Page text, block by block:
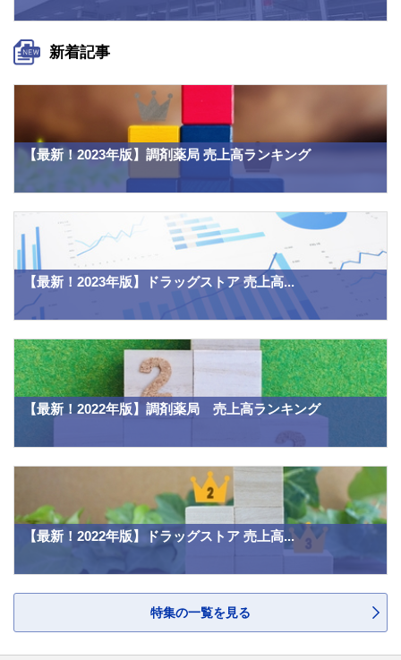
新着記事
【最新！2023年版】調剤薬局 売上高ランキング
【最新！2023年版】ドラッグストア 売上高...
【最新！2022年版】調剤薬局 売上高ランキング
【最新！2022年版】ドラッグストア 売上高...
特集の一覧を見る